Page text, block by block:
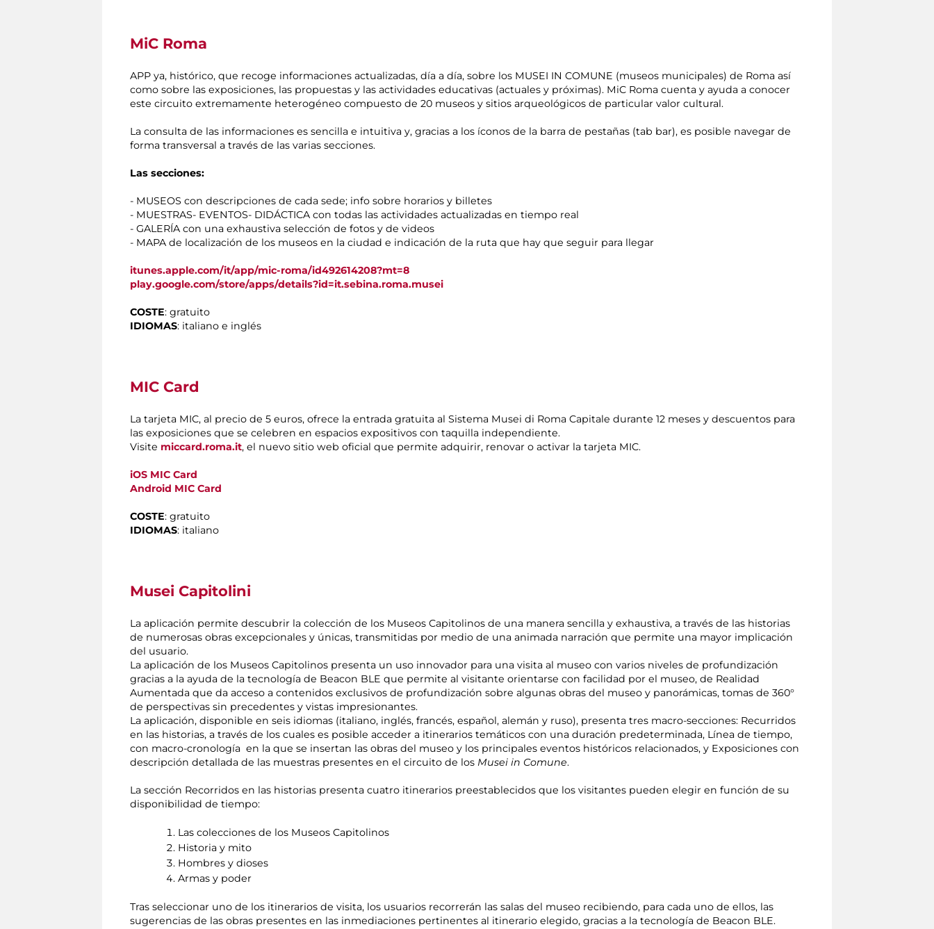
MiC Roma
APP ya, histórico, que recoge informaciones actualizadas, día a día, sobre los MUSEI IN COMUNE (museos municipales) de Roma así
como sobre las exposiciones, las propuestas y las actividades educativas (actuales y próximas). MiC Roma cuenta y ayuda a conocer
este circuito extremamente heterogéneo compuesto de 20 museos y sitios arqueológicos de particular valor cultural.
La consulta de las informaciones es sencilla e intuitiva y, gracias a los íconos de la barra de pestañas (tab bar), es posible navegar de
forma transversal a través de las varias secciones.
Las secciones:
- MUSEOS con descripciones de cada sede; info sobre horarios y billetes
- MUESTRAS- EVENTOS- DIDÁCTICA con todas las actividades actualizadas en tiempo real
- GALERÍA con una exhaustiva selección de fotos y de videos
- MAPA de localización de los museos en la ciudad e indicación de la ruta que hay que seguir para llegar
itunes.apple.com/it/app/mic-roma/id492614208?mt=8
play.google.com/store/apps/details?id=it.sebina.roma.musei
COSTE: gratuito
IDIOMAS: italiano e inglés
MIC Card
La tarjeta MIC, al precio de 5 euros, ofrece la entrada gratuita al Sistema Musei di Roma Capitale durante 12 meses y descuentos para
las exposiciones que se celebren en espacios expositivos con taquilla independiente.
Visite miccard.roma.it, el nuevo sitio web oficial que permite adquirir, renovar o activar la tarjeta MIC.
iOS MIC Card
Android MIC Card
COSTE: gratuito
IDIOMAS: italiano
Musei Capitolini
La aplicación permite descubrir la colección de los Museos Capitolinos de una manera sencilla y exhaustiva, a través de las historias
de numerosas obras excepcionales y únicas, transmitidas por medio de una animada narración que permite una mayor implicación
del usuario.
La aplicación de los Museos Capitolinos presenta un uso innovador para una visita al museo con varios niveles de profundización
gracias a la ayuda de la tecnología de Beacon BLE que permite al visitante orientarse con facilidad por el museo, de Realidad
Aumentada que da acceso a contenidos exclusivos de profundización sobre algunas obras del museo y panorámicas, tomas de 360°
de perspectivas sin precedentes y vistas impresionantes.
La aplicación, disponible en seis idiomas (italiano, inglés, francés, español, alemán y ruso), presenta tres macro-secciones: Recurridos
en las historias, a través de los cuales es posible acceder a itinerarios temáticos con una duración predeterminada, Línea de tiempo,
con macro-cronología en la que se insertan las obras del museo y los principales eventos históricos relacionados, y Exposiciones con
descripción detallada de las muestras presentes en el circuito de los Musei in Comune.
La sección Recorridos en las historias presenta cuatro itinerarios preestablecidos que los visitantes pueden elegir en función de su
disponibilidad de tiempo:
Las colecciones de los Museos Capitolinos
Historia y mito
Hombres y dioses
Armas y poder
Tras seleccionar uno de los itinerarios de visita, los usuarios recorrerán las salas del museo recibiendo, para cada uno de ellos, las
sugerencias de las obras presentes en las inmediaciones pertinentes al itinerario elegido, gracias a la tecnología de Beacon BLE.